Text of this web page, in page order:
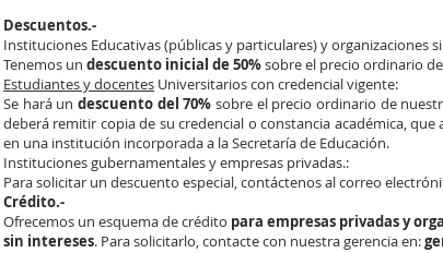
Descuentos.-
Instituciones Educativas (públicas y particulares) y organizaciones
Tenemos un descuento inicial de 50%sobre el precio ordinario
Estudiantes y docentes Universitarios con credencial vigente:​
Se hará un descuento del 70% sobre el precio ordinario de
deberá remitir copia de su credencial o constancia académica,
en una institución incorporada a la Secretaría de Educación.
Instituciones gubernamentales y empresas privadas.:
Para solicitar un descuento especial, contáctenos al correo
Crédito.-
Ofrecemos un esquema de crédito para empresas privadas y
sin intereses. Para solicitarlo, contacte con nuestra gerencia en: